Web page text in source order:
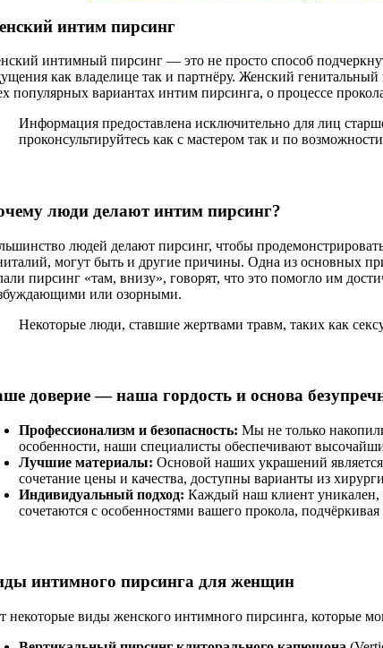
интим пирсинг
интимный пирсинг — это не просто способ
как владелице так и партнёру. Женский
популярных вариантах интим пирсинга, о процессе
Информация предоставлена исключительно для лиц
проконсультируйтесь как с мастером так и по
люди делают интим пирсинг?
людей делают пирсинг, чтобы
могут быть и другие причины. Одна из основных
пирсинг «там, внизу», говорят, что это помогло им
или озорными.
Некоторые люди, ставшие жертвами травм, таких как
доверие — наша гордость и основа
Профессионализм и безопасность: Мы не только
особенности, наши специалисты обеспечивают
Лучшие материалы: Основой наших украшений
сочетание цены и качества, доступны варианты из
Индивидуальный подход: Каждый наш клиент уникален,
сочетаются с особенностями вашего прокола,
интимного пирсинга для женщин
некоторые виды женского интимного пирсинга, которые